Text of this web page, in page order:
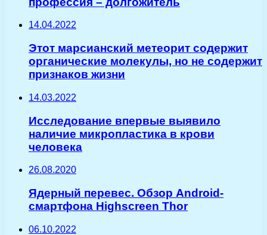
14.04.2022
Этот марсианский метеорит содержит
органические молекулы, но не содержит
признаков жизни
14.03.2022
Исследование впервые выявило
наличие микропластика в крови
человека
26.08.2020
Ядерный перевес. Обзор Android-
смартфона Highscreen Thor
06.10.2022